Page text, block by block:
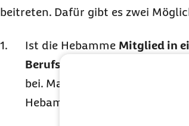
beitreten. Dafür gibt es zwei
Ist die Hebamme Mitglied in
Berufsverbände,
bei. Maßgebliche Verbände
Hebammen (BfHD) und der